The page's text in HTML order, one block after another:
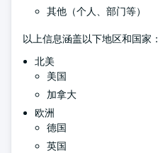
其他（个人、部门等）
以上信息涵盖以下地区和国家：
北美
美国
加拿大
欧洲
德国
英国